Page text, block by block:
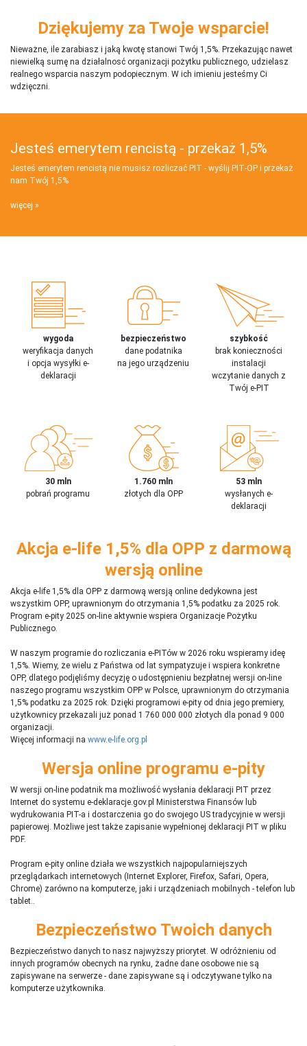
Dziękujemy za Twoje wsparcie!
Nieważne, ile zarabiasz i jaką kwotę stanowi Twój 1,5%. Przekazując nawet
niewielką sumę na działalnosć organizacji pożytku publicznego, udzielasz
realnego wsparcia naszym podopiecznym. W ich imieniu jesteśmy Ci
wdzięczni.
Jesteś emerytem rencistą - przekaż 1,5%
Jesteś emerytem rencistą nie musisz rozliczać PIT - wyślij PIT‑OP i przekaż
nam Twój 1,5%
więcej
wygoda
weryfikacja danych
i opcja wysyłki e-
deklaracji
bezpieczeństwo
dane podatnika
na jego urządzeniu
szybkość
brak konieczności
instalacji
wczytanie danych z
Twój e-PIT
30 mln
pobrań programu
1.760 mln
złotych dla OPP
53 mln
wysłanych e-
deklaracji
Akcja e-life 1,5% dla OPP z darmową
wersją online
Akcja e-life 1,5% dla OPP z darmową wersją online dedykowna jest
wszystkim OPP, uprawnionym do otrzymania 1,5% podatku za 2025 rok.
Program e-pity 2025 on-line aktywnie wspiera Organizacje Pożytku
Publicznego.
W naszym programie do rozliczania e-PITów w 2026 roku wspieramy ideę
1,5%. Wiemy, że wielu z Państwa od lat sympatyzuje i wspiera konkretne
OPP, dlatego podjęliśmy decyzję o udostępnieniu bezpłatnej wersji on-line
naszego programu wszystkim OPP w Polsce, uprawnionym do otrzymania
1,5% podatku za 2025 rok. Dzięki programowi e-pity od dnia jego premiery,
użytkownicy przekazali już ponad 1 760 000 000 złotych dla ponad 9 000
organizacji.
Więcej informacji na www.e-life.org.pl
Wersja online programu e-pity
W wersji on-line podatnik ma możliwość wysłania deklaracji PIT przez
Internet do systemu e-deklaracje.gov.pl Ministerstwa Finansów lub
wydrukowania PIT-a i dostarczenia go do swojego US tradycyjnie w wersji
papierowej. Możliwe jest także zapisanie wypełnionej deklaracji PIT w pliku
PDF.
Program e-pity online działa we wszystkich najpopularniejszych
przeglądarkach internetowych (Internet Explorer, Firefox, Safari, Opera,
Chrome) zarówno na komputerze, jaki i urządzeniach mobilnych - telefon lub
tablet..
Bezpieczeństwo Twoich danych
Bezpieczeństwo danych to nasz najwyższy priorytet. W odróżnieniu od
innych programów obecnych na rynku, żadne dane osobowe nie są
zapisywane na serwerze - dane zapisywane są i odczytywane tylko na
komputerze użytkownika.